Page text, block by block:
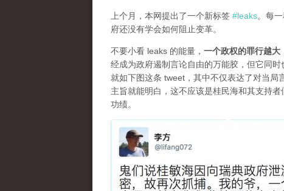
上个月，本网提出了一个新标签 #leaks。每
府还没有学会如何阻止变革。
不要小看 leaks 的能量， 一个政权的罪行越大
经成为政府遏制言论自由的万能胶，但它同
就如下图这条 tweet，其中不仅表达了对当局
主旨就能明白，这不应该是桂民海和其支持
功绩。